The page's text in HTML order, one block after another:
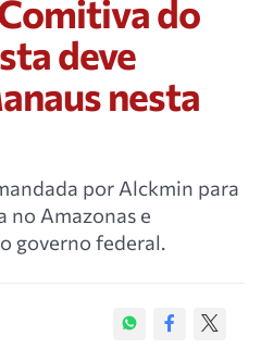
do
deve
nesta
por Alckmin para
no Amazonas e
governo federal.